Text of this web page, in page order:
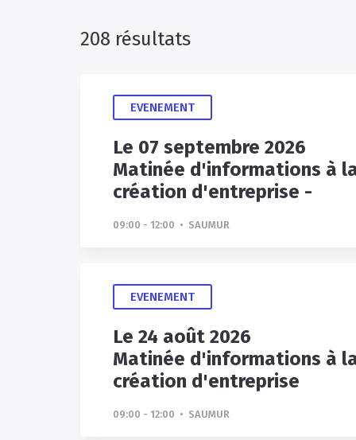
208 résultats
EVENEMENT
Le 07 septembre 2026
Matinée d'informations à
création d'entreprise -
09:00 - 12:00 • SAUMUR
EVENEMENT
Le 24 août 2026
Matinée d'informations à
création d'entreprise
09:00 - 12:00 • SAUMUR